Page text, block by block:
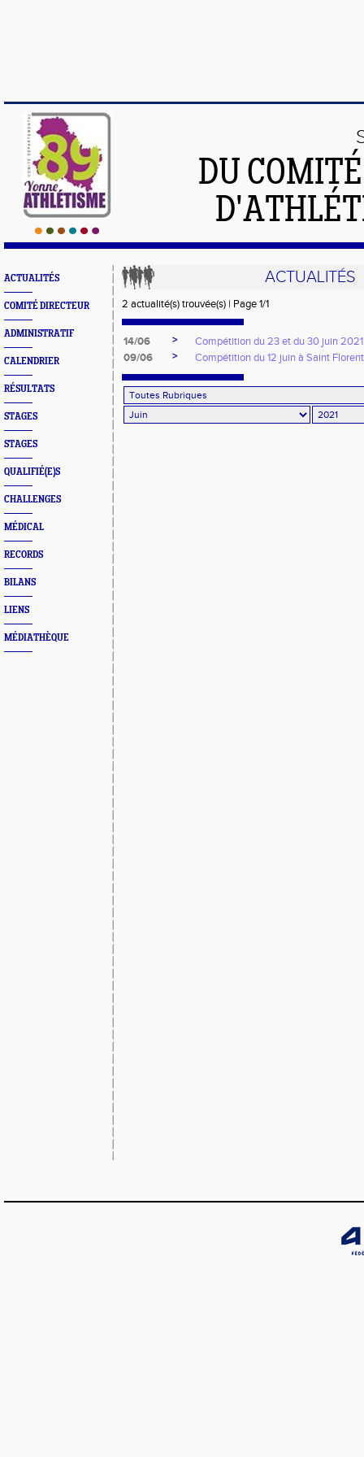
DU
ACTUALITÉS
COMITÉ DIRECTEUR
ADMINISTRATIF
CALENDRIER
RÉSULTATS
STAGES
STAGES
QUALIFIÉ(E)S
CHALLENGES
MÉDICAL
RECORDS
BILANS
LIENS
MÉDIATHÈQUE
ACTUALITÉS
2 actualité(s) trouvée(s) | Page 1/1
14/06 >
Compétition du 23 et du 30 juin 2021
09/06
> Compétition du 12 juin à Saint